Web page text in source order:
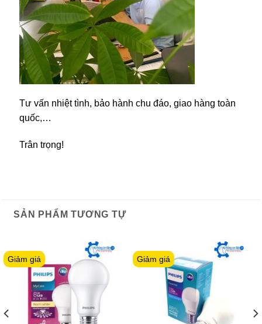
Tư vấn nhiệt tình, bảo hành chu đáo, giao hàng toàn
quốc,…
Trân trọng!
SẢN PHẨM TƯƠNG TỰ
Giảm giá Giảm giá